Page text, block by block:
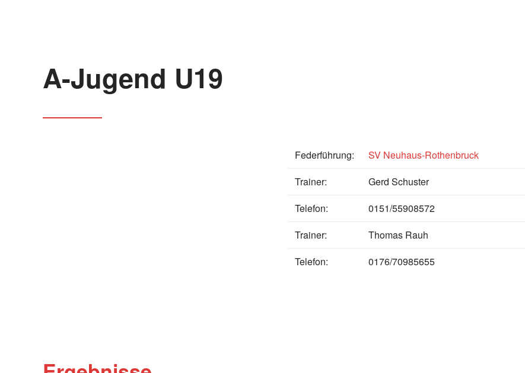
A-Jugend U19
Federführung:
SV Neuhaus-Rothenbruck
Trainer:
Gerd Schuster
Telefon:
0151/55908572
Trainer:
Thomas Rauh
Telefon:
0176/70985655